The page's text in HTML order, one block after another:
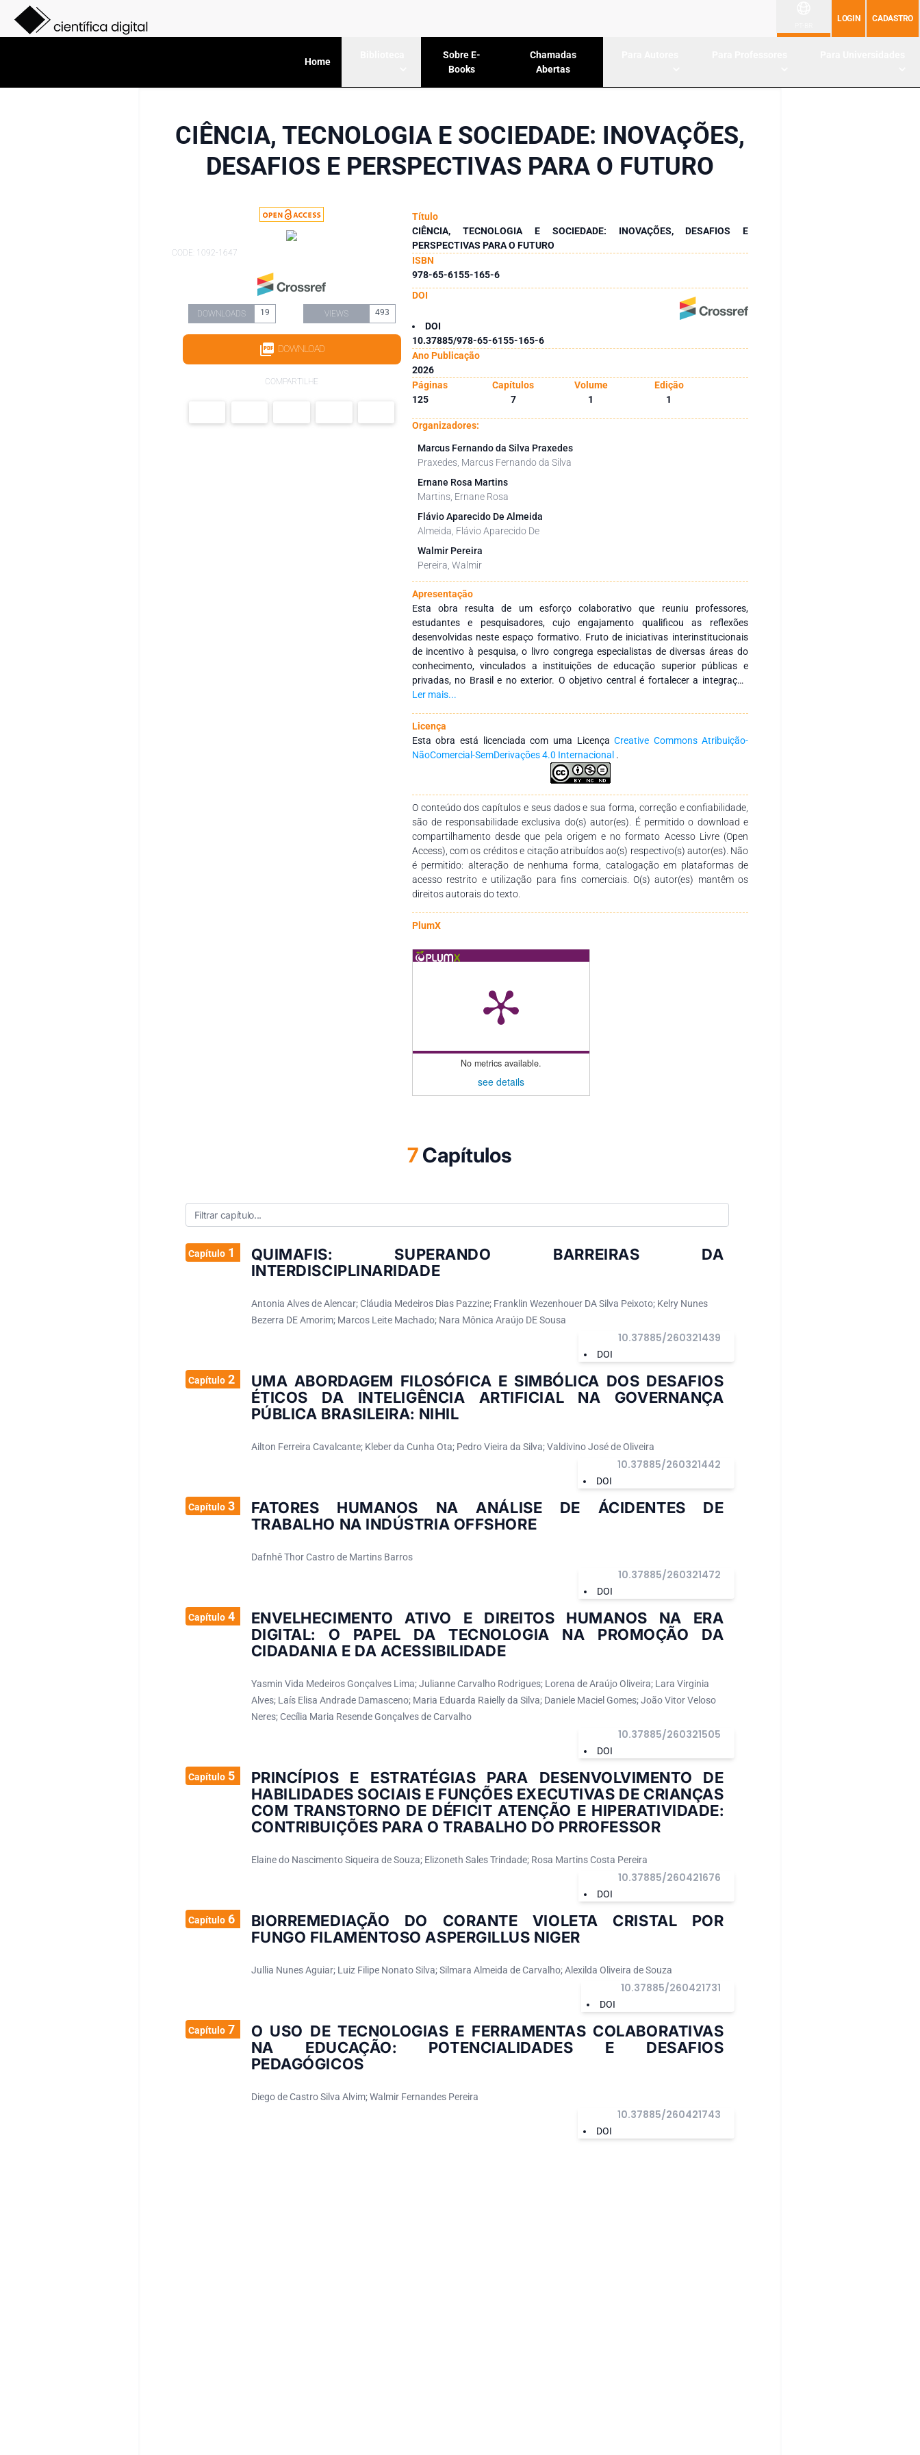
LOGIN CADASTRO
Home
Sobre E-
Books
Chamadas
Abertas
CIÊNCIA, TECNOLOGIA E SOCIEDADE: INOVAÇÕES,
DESAFIOS E PERSPECTIVAS PARA O FUTURO
CODE: 1092-1647
DOWNLOADS 19 VIEWS 493
DOWNLOAD
COMPARTILHE
Título
CIÊNCIA, TECNOLOGIA E SOCIEDADE: INOVAÇÕES, DESAFIOS E
PERSPECTIVAS PARA O FUTURO
ISBN
978-65-6155-165-6
DOI
DOI
10.37885/978-65-6155-165-6
Ano Publicação
2026
Páginas
Capítulos Volume
Edição
125
7 1 1
Organizadores:
Marcus Fernando da Silva Praxedes
Praxedes, Marcus Fernando da Silva
Ernane Rosa Martins
Martins, Ernane Rosa
Flávio Aparecido De Almeida
Almeida, Flávio Aparecido De
Walmir Pereira
Pereira, Walmir
Apresentação
Esta obra resulta de um esforço colaborativo que reuniu professores,
estudantes e pesquisadores, cujo engajamento qualificou as reflexões
desenvolvidas neste espaço formativo. Fruto de iniciativas interinstitucionais
de incentivo à pesquisa, o livro congrega especialistas de diversas áreas do
conhecimento, vinculados a instituições de educação superior públicas e
privadas, no Brasil e no exterior. O objetivo central é fortalecer a integração
entre instituições por meio de redes de pesquisa voltadas à formação
disseminação do conhecimento. Agradecemos aos autores pela dedicação e
compromisso na construção desta obra, que se propõe a ser um recurso
didático-pedagógico relevante para estudantes, docentes de diferentes níveis
de ensino e demais interessados na temática.
Ler mais...
Licença
Esta obra está licenciada com uma LicençaCreative Commons Atribuição-
NãoComercial-SemDerivações 4.0 Internacional .
O conteúdo dos capítulos e seus dados e sua forma, correção e confiabilidade,
são de responsabilidade exclusiva do(s) autor(es). É permitido o download e
compartilhamento desde que pela origem e no formato Acesso Livre (Open
Access), com os créditos e citação atribuídos ao(s) respectivo(s) autor(es). Não
é permitido: alteração de nenhuma forma, catalogação em plataformas de
acesso restrito e utilização para fins comerciais. O(s) autor(es) mantêm os
direitos autorais do texto.
PlumX
No metrics available.
see details
7Capítulos
Capítulo1
QUIMAFIS: SUPERANDO BARREIRAS DA
INTERDISCIPLINARIDADE
Antonia Alves de Alencar; Cláudia Medeiros Dias Pazzine; Franklin Wezenhouer DA Silva Peixoto; Kelry Nunes
Bezerra DE Amorim; Marcos Leite Machado; Nara Mônica Araújo DE Sousa
DOI
10.37885/260321439
Capítulo2
UMA ABORDAGEM FILOSÓFICA E SIMBÓLICA DOS DESAFIOS
ÉTICOS DA INTELIGÊNCIA ARTIFICIAL NA GOVERNANÇA
PÚBLICA BRASILEIRA: NIHIL
Ailton Ferreira Cavalcante; Kleber da Cunha Ota; Pedro Vieira da Silva; Valdivino José de Oliveira
DOI
10.37885/260321442
Capítulo3
FATORES HUMANOS NA ANÁLISE DE ÁCIDENTES DE
TRABALHO NA INDÚSTRIA OFFSHORE
Dafnhê Thor Castro de Martins Barros
DOI
10.37885/260321472
Capítulo4
ENVELHECIMENTO ATIVO E DIREITOS HUMANOS NA ERA
DIGITAL: O PAPEL DA TECNOLOGIA NA PROMOÇÃO DA
CIDADANIA E DA ACESSIBILIDADE
Yasmin Vida Medeiros Gonçalves Lima; Julianne Carvalho Rodrigues; Lorena de Araújo Oliveira; Lara Virginia
Alves; Laís Elisa Andrade Damasceno; Maria Eduarda Raielly da Silva; Daniele Maciel Gomes; João Vitor Veloso
Neres; Cecília Maria Resende Gonçalves de Carvalho
DOI
10.37885/260321505
Capítulo5
PRINCÍPIOS E ESTRATÉGIAS PARA DESENVOLVIMENTO DE
HABILIDADES SOCIAIS E FUNÇÕES EXECUTIVAS DE CRIANÇAS
COM TRANSTORNO DE DÉFICIT ATENÇÃO E HIPERATIVIDADE:
CONTRIBUIÇÕES PARA O TRABALHO DO PRROFESSOR
Elaine do Nascimento Siqueira de Souza; Elizoneth Sales Trindade; Rosa Martins Costa Pereira
DOI
10.37885/260421676
Capítulo6
BIORREMEDIAÇÃO DO CORANTE VIOLETA CRISTAL POR
FUNGO FILAMENTOSO ASPERGILLUS NIGER
Jullia Nunes Aguiar; Luiz Filipe Nonato Silva; Silmara Almeida de Carvalho; Alexilda Oliveira de Souza
DOI
10.37885/260421731
Capítulo7
O USO DE TECNOLOGIAS E FERRAMENTAS COLABORATIVAS
NA EDUCAÇÃO: POTENCIALIDADES E DESAFIOS
PEDAGÓGICOS
Diego de Castro Silva Alvim; Walmir Fernandes Pereira
DOI
10.37885/260421743